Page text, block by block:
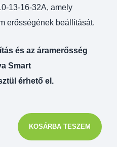
13-16-32A, amely
erősségének beállítását.
és az áramerősség
Smart
érhető el.
KOSÁRBA TESZEM